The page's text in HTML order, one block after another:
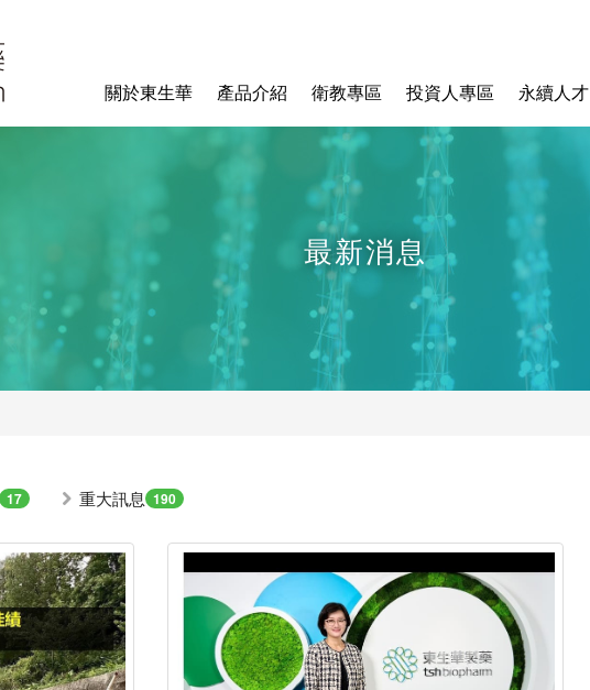
關於東生華 產品介紹 衛教專區 投資人專區 永續人才
最新消息
17 重大訊息 190